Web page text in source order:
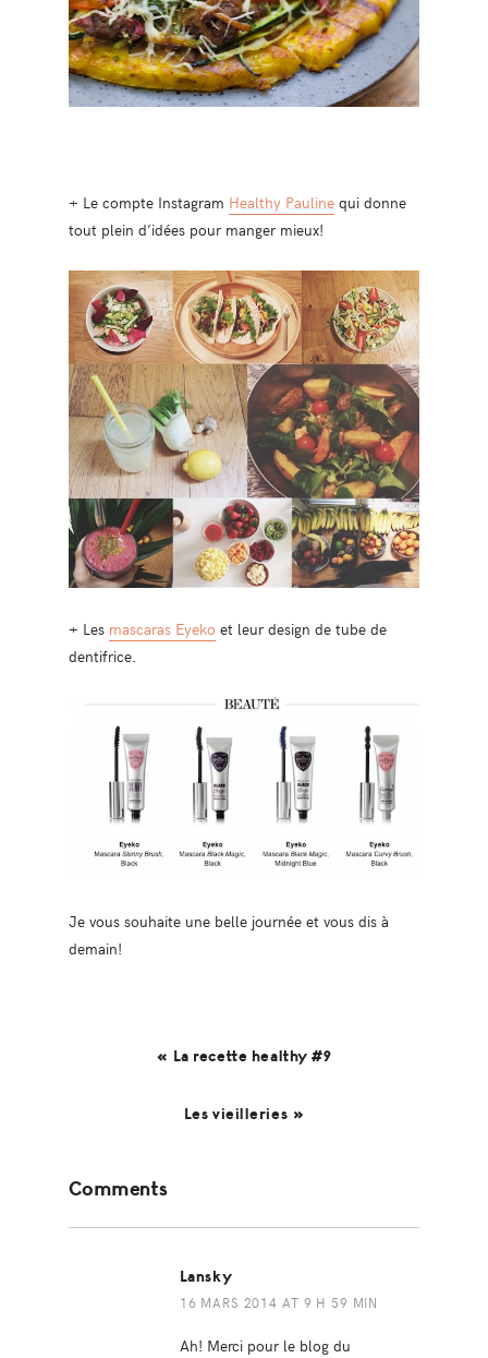
+ Le compte Instagram Healthy Paulinequi donne
tout plein d’idées pour manger mieux!
+ Les mascaras Eyeko et leur design de tube de
dentifrice.
Je vous souhaite une belle journée et vous dis à
demain!
« La recette healthy #9
Les vieilleries »
Interactions
Comments
Lansky
16 MARS 2014 AT 9 H 59 MIN
Ah! Merci pour le blog du